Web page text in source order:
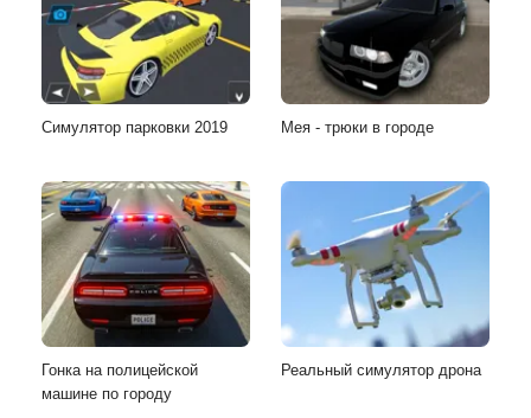
Симулятор парковки 2019 Мея - трюки в городе
Гонка на полицейской
машине по городу
Реальный симулятор дрона